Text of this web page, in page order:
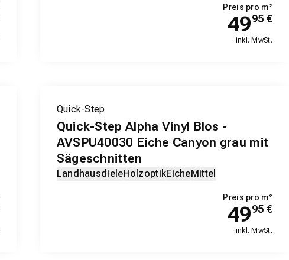
Preis pro m²
4995 €
inkl. MwSt.
Quick-Step
Quick-Step Alpha Vinyl Blos -
AVSPU40030 Eiche Canyon grau mit
Sägeschnitten
LandhausdieleHolzoptikEicheMittel
Preis pro m²
4995 €
inkl. MwSt.